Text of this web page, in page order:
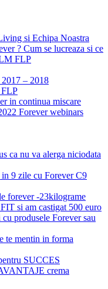
si Echipa Noastra
? Cum se lucreaza si ce
FLP
– 2018
FLP
in continua miscare
Forever webinars
ca nu va alerga niciodata
9 zile cu Forever C9
forever -23kilograme
si am castigat 500 euro
produsele Forever sau
te mentin in forma
SUCCES
crema